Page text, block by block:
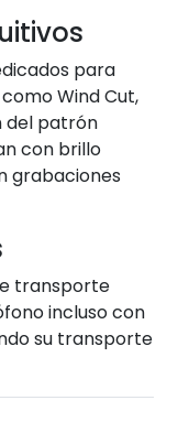
para
Wind Cut,
del patrón
con brillo
grabaciones
transporte
incluso con
su transporte